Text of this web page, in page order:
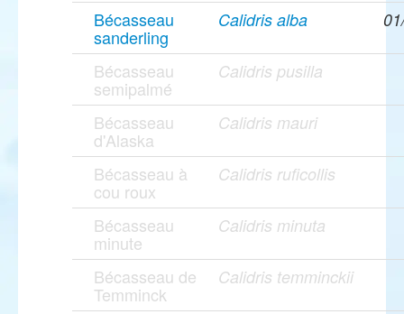
Bécasseau
sanderling
Calidris alba
Bécasseau
semipalmé
Calidris pusilla
Bécasseau
d'Alaska
Calidris mauri
Bécasseau à
cou roux
Calidris ruficollis
Bécasseau
minute
Calidris minuta
Bécasseau de
Temminck
Calidris temminckii